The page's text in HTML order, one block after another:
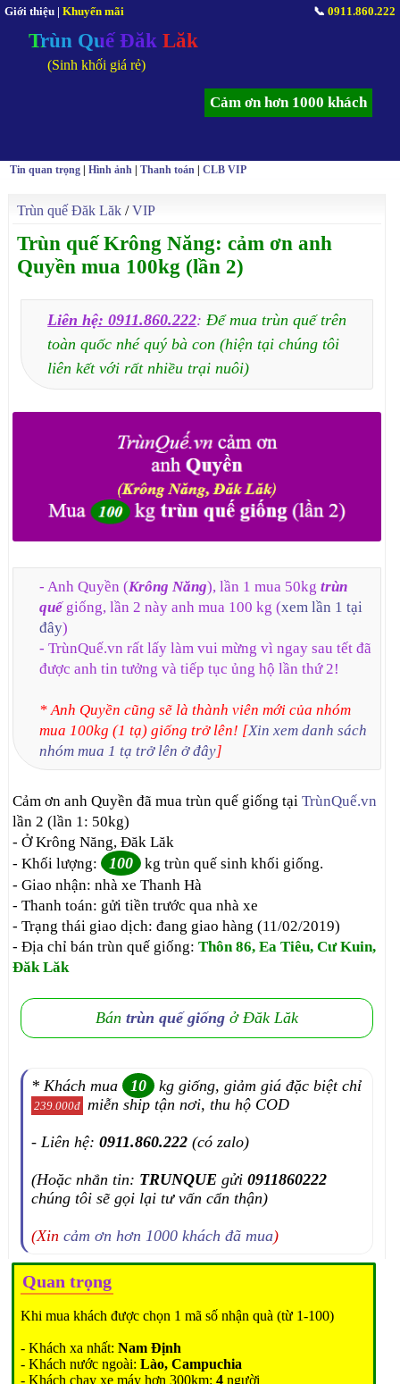
Giới thiệu | Khuyến mãi 📞 0911.860.222
Trùn Quế Đăk Lăk
(Sinh khối giá rẻ)
Cảm ơn hơn 1000 khách
Tin quan trọng |Hình ảnh |Thanh toán |CLB VIP
Trùn quế Đăk Lăk /VIP
Trùn quế Krông Năng: cảm ơn anh
Quyền mua 100kg (lần 2)
Liên hệ: 0911.860.222:Để mua trùn quế trên
toàn quốc nhé quý bà con (hiện tại chúng tôi
liên kết với rất nhiều trại nuôi)
- Anh Quyền (Krông Năng), lần 1 mua 50kgtrùn
quếgiống, lần 2 này anh mua 100 kg (xem lần 1 tại
đây)
- TrùnQuế.vn rất lấy làm vui mừng vì ngay sau tết đã
được anh tin tưởng và tiếp tục ủng hộ lần thứ 2!
* Anh Quyền cũng sẽ là thành viên mới của nhóm
mua 100kg (1 tạ) giống trở lên! [Xin xem danh sách
nhóm mua 1 tạ trở lên ở đây]
Cảm ơn anh Quyền đã mua trùn quế giống tạiTrùnQuế.vn
lần 2 (lần 1: 50kg)
- Ở Krông Năng, Đăk Lăk
- Khối lượng: 100
kg trùn quế sinh khối giống.
- Giao nhận: nhà xe Thanh Hà
- Thanh toán: gửi tiền trước qua nhà xe
- Trạng thái giao dịch: đang giao hàng (11/02/2019)
- Địa chỉ bán trùn quế giống:Thôn 86, Ea Tiêu, Cư Kuin,
Đăk Lăk
Bántrùn quế giống ở Đăk Lăk
* Khách mua 10 kg giống, giảm giá đặc biệt chỉ
239.000đ miễn ship tận nơi, thu hộ COD
- Liên hệ:0911.860.222 (có zalo)
(Hoặc nhắn tin: TRUNQUE gửi0911860222
chúng tôi sẽ gọi lại tư vấn cẩn thận)
(Xincảm ơn hơn 1000 khách đã mua)
Quan trọng
Khi mua khách được chọn 1 mã số nhận quà (từ 1-100)
- Khách xa nhất:Nam Định
- Khách nước ngoài:Lào, Campuchia
- Khách chạy xe máy hơn 300km:4 người